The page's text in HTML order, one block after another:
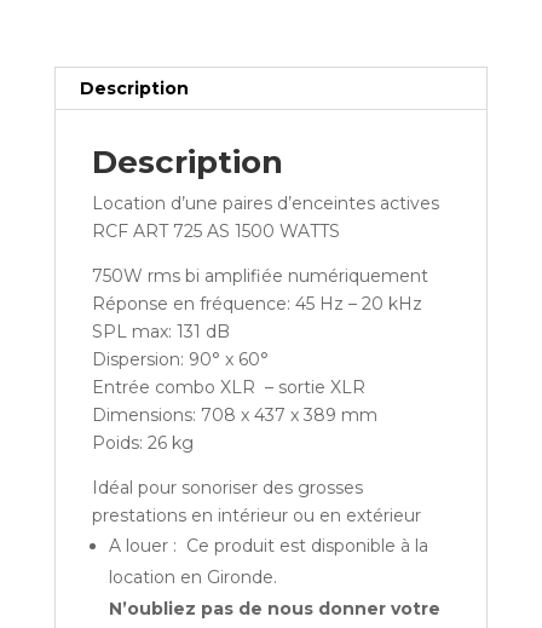
Description
Description
Location d’une paires d’enceintes actives
RCF ART 725 AS 1500 WATTS
750W rms bi amplifiée numériquement
Réponse en fréquence: 45 Hz – 20 kHz
SPL max: 131 dB
Dispersion: 90° x 60°
Entrée combo XLR – sortie XLR
Dimensions: 708 x 437 x 389 mm
Poids: 26 kg
Idéal pour sonoriser des grosses
prestations en intérieur ou en extérieur
A louer : Ce produit est disponible à la
location en Gironde.
N’oubliez pas de nous donner votre